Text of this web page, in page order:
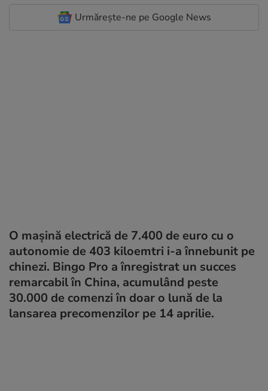
Urmărește-ne pe Google News
O mașină electrică de 7.400 de euro cu o
autonomie de 403 kiloemtri i-a înnebunit pe
chinezi. Bingo Pro a înregistrat un succes
remarcabil în China, acumulând peste
30.000 de comenzi în doar o lună de la
lansarea precomenzilor pe 14 aprilie.